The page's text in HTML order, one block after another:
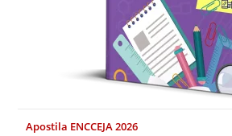
Apostila ENCCEJA 2026